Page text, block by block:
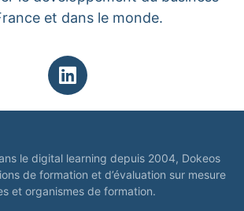
et dans le monde.
le digital learning depuis 2004, Dokeos
de formation et d’évaluation sur mesure
et organismes de formation.